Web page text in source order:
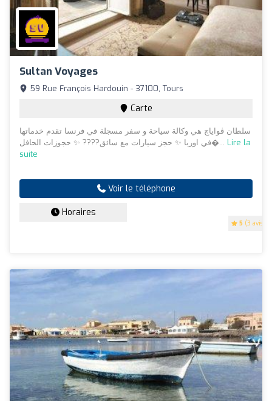
Sultan Voyages
5 (3 avis)
59 Rue François Hardouin - 37100, Tours
Carte
سلطان ڤواياچ هي وكالة سياحة و سفر مسجلة في فرنسا تقدم خدماتها
في اوربا ✨ حجز سيارات مع سائق???? ✨ حجوزات الحافل�... Lire la
suite
Voir le téléphone
Horaires